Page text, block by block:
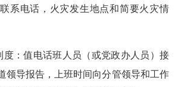
系电话，火灾发生地点和简要火灾情
度：值电话班人员（或党政办人员）接
领导报告，
上班时间向分管领导和工作